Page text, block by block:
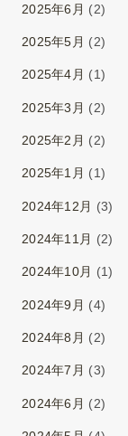
2025年6月 (2)
2025年5月 (2)
2025年4月 (1)
2025年3月 (2)
2025年2月 (2)
2025年1月 (1)
2024年12月 (3)
2024年11月 (2)
2024年10月 (1)
2024年9月 (4)
2024年8月 (2)
2024年7月 (3)
2024年6月 (2)